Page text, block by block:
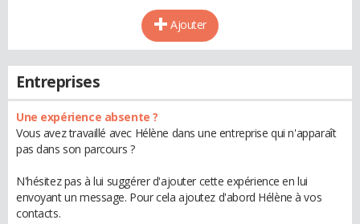
Ajouter
Entreprises
Une expérience absente ?
Vous avez travaillé avec Hélène dans une entreprise qui n'apparaît
pas dans son parcours ?
N'hésitez pas à lui suggérer d'ajouter cette expérience en lui
envoyant un message. Pour cela ajoutez d'abord Hélène à vos
contacts.